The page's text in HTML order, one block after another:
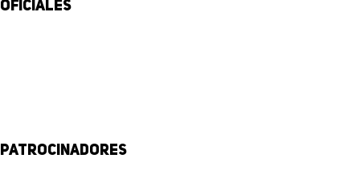
Oficiales
Patrocinadores